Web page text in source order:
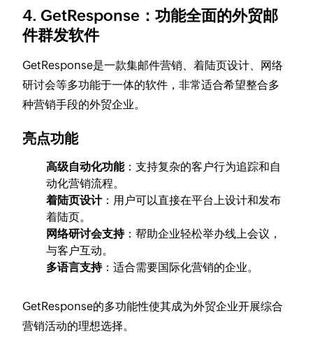
4. GetResponse：功能全面的外贸邮
件群发软件
GetResponse是一款集邮件营销、着陆页设计、网络
研讨会等多功能于一体的软件，非常适合希望整合多
种营销手段的外贸企业。
亮点功能
高级自动化功能：支持复杂的客户行为追踪和自
动化营销流程。
着陆页设计：用户可以直接在平台上设计和发布
着陆页。
网络研讨会支持：帮助企业轻松举办线上会议，
与客户互动。
多语言支持：适合需要国际化营销的企业。
GetResponse的多功能性使其成为外贸企业开展综合
营销活动的理想选择。